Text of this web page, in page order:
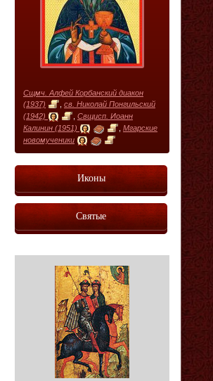
Сщмч. Алфей Корбанский диакон
(1937)
св. Николай Понгильский
(1942)
Свщисп. Иоанн
Калинин (1951)
Мгарские
новомученики
Иконы
Святые